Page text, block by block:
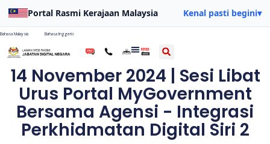
Portal Rasmi Kerajaan Malaysia Kenal pasti begini▾
Bahasa Malaysia Bahasa Inggeris
14 November 2024 | Sesi Libat
Urus Portal MyGovernment
Bersama Agensi - Integrasi
Perkhidmatan Digital Siri 2